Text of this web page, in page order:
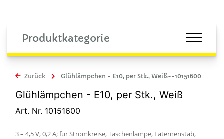
Produktkategorie
Zurück Glühlämpchen - E10, per Stk., Weiß--10151600
Glühlämpchen - E10, per Stk., Weiß
Art. Nr. 10151600
3 – 4,5 V, 0,2 A; für Stromkreise, Taschenlampe, Laternenstab,